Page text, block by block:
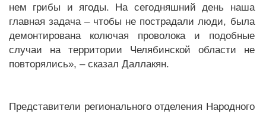
нем грибы и ягоды. На сегодняшний день наша
главная задача – чтобы не пострадали люди, была
демонтирована колючая проволока и подобные
случаи на территории Челябинской области не
повторялись», – сказал Даллакян.
Представители регионального отделения Народного